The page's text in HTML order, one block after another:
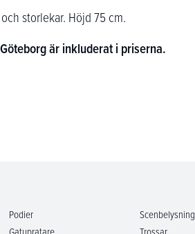
storlekar. Höjd 75 cm.
är inkluderat i priserna.
Podier
Scenbelysning